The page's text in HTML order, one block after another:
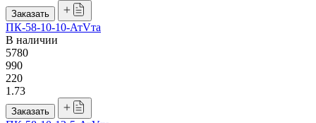
Заказать
ПК-58-10-10-АтVта
В наличии
5780
990
220
1.73
Заказать